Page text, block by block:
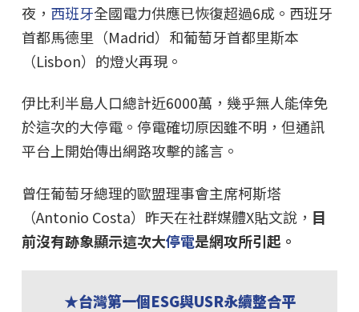
夜， 西班牙全國電力供應已恢復超過6成。西班牙
首都馬德里（Madrid）和葡萄牙首都里斯本
（Lisbon）的燈火再現。
伊比利半島人口總計近6000萬，幾乎無人能倖免
於這次的大停電。停電確切原因雖不明，但通訊
平台上開始傳出網路攻擊的謠言。
曾任葡萄牙總理的歐盟理事會主席柯斯塔
（Antonio Costa）昨天在社群媒體X貼文說， 目
前沒有跡象顯示這次大停電是網攻所引起。
★台灣第一個ESG與USR永續整合平